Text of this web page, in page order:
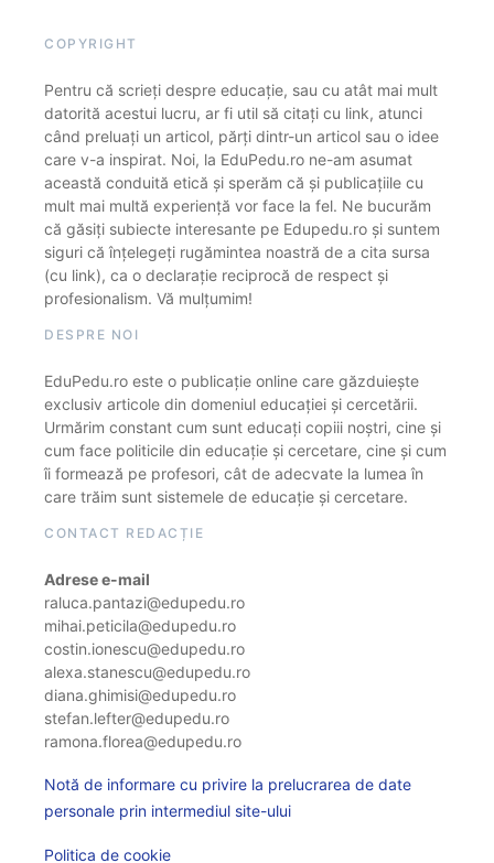
COPYRIGHT
Pentru că scrieți despre educație, sau cu atât mai mult
datorită acestui lucru, ar fi util să citați cu link, atunci
când preluați un articol, părți dintr-un articol sau o idee
care v-a inspirat. Noi, la EduPedu.ro ne-am asumat
această conduită etică și sperăm că și publicațiile cu
mult mai multă experiență vor face la fel. Ne bucurăm
că găsiți subiecte interesante pe Edupedu.ro și suntem
siguri că înțelegeți rugămintea noastră de a cita sursa
(cu link), ca o declarație reciprocă de respect și
profesionalism. Vă mulțumim!
DESPRE NOI
EduPedu.ro este o publicație online care găzduiește
exclusiv articole din domeniul educației și cercetării.
Urmărim constant cum sunt educați copiii noștri, cine și
cum face politicile din educație și cercetare, cine și cum
îi formează pe profesori, cât de adecvate la lumea în
care trăim sunt sistemele de educație și cercetare.
CONTACT REDACȚIE
Adrese e-mail
raluca.pantazi@edupedu.ro
mihai.peticila@edupedu.ro
costin.ionescu@edupedu.ro
alexa.stanescu@edupedu.ro
diana.ghimisi@edupedu.ro
stefan.lefter@edupedu.ro
ramona.florea@edupedu.ro
Notă de informare cu privire la prelucrarea de date
personale prin intermediul site-ului
Politica de cookie